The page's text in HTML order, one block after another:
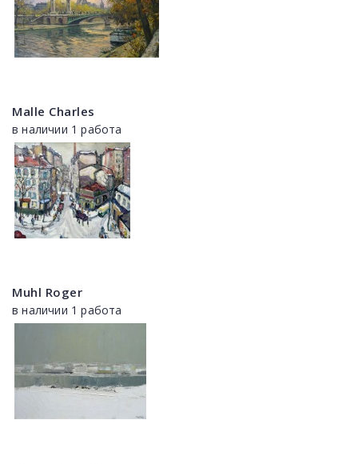
Malle Charles
в наличии 1 работа
Muhl Roger
в наличии 1 работа